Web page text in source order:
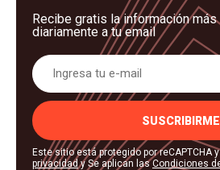
Recibe gratis la información
diariamente a tu email
SUSCRIBIRME
Este sitio está protegido por reCAPTCHA
privacidady Se aplican lasCondiciones